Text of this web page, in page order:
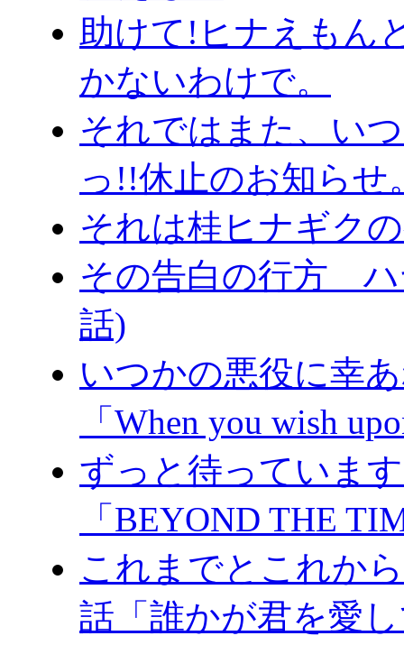
助けて!ヒナえもん
かないわけで。
それではまた、い
っ!!休止のお知らせ
それは桂ヒナギク
その告白の行方 ハ
話)
いつかの悪役に幸
「When you wish
ずっと待っていま
「BEYOND THE
これまでとこれか
話「誰かが君を愛